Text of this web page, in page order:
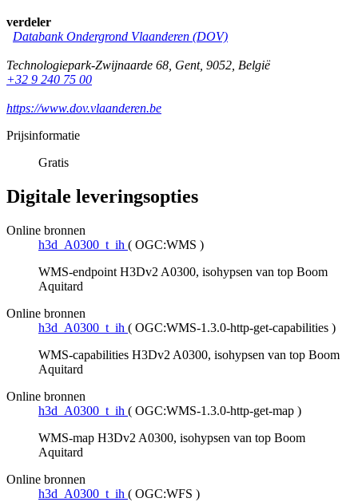
verdeler
Databank Ondergrond Vlaanderen (DOV)
Technologiepark-Zwijnaarde 68, Gent, 9052, België
+32 9 240 75 00
https://www.dov.vlaanderen.be
Prijsinformatie
Gratis
Digitale leveringsopties
Online bronnen
h3d_A0300_t_ih ( OGC:WMS )
WMS-endpoint H3Dv2 A0300, isohypsen van top Boom
Aquitard
Online bronnen
h3d_A0300_t_ih ( OGC:WMS-1.3.0-http-get-capabilities )
WMS-capabilities H3Dv2 A0300, isohypsen van top Boom
Aquitard
Online bronnen
h3d_A0300_t_ih ( OGC:WMS-1.3.0-http-get-map )
WMS-map H3Dv2 A0300, isohypsen van top Boom
Aquitard
Online bronnen
h3d_A0300_t_ih ( OGC:WFS )